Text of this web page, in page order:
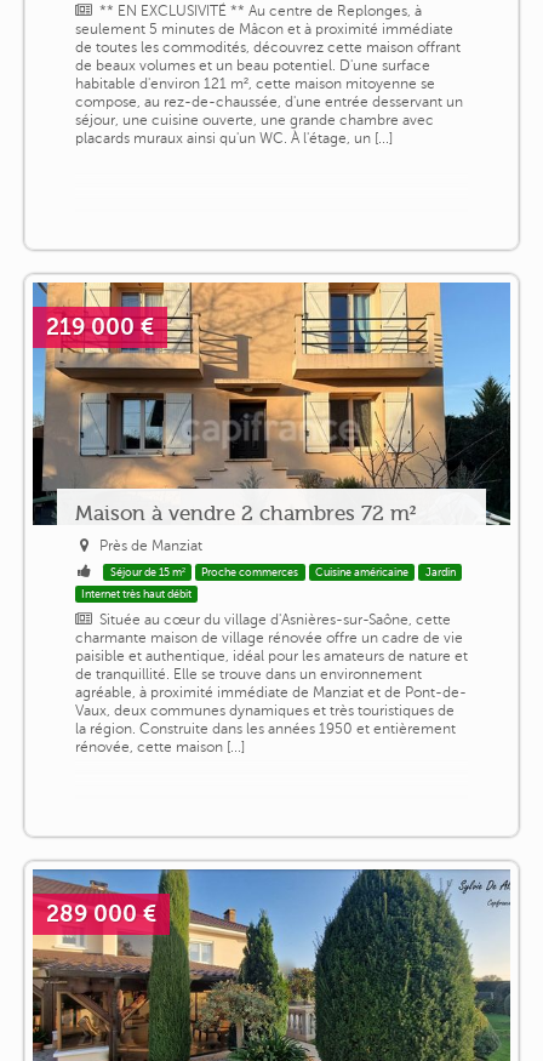
** EN EXCLUSIVITÉ ** Au centre de Replonges, à
seulement 5 minutes de Mâcon et à proximité immédiate
de toutes les commodités, découvrez cette maison offrant
de beaux volumes et un beau potentiel. D'une surface
habitable d'environ 121 m², cette maison mitoyenne se
compose, au rez-de-chaussée, d'une entrée desservant un
séjour, une cuisine ouverte, une grande chambre avec
placards muraux ainsi qu'un WC. À l'étage, un [...]
219 000 €
Maison à vendre 2 chambres 72 m²
Près de Manziat
Séjour de 15 m² Proche commerces Cuisine américaine
Jardin
Internet très haut débit
Située au cœur du village d'Asnières-sur-Saône, cette
charmante maison de village rénovée offre un cadre de vie
paisible et authentique, idéal pour les amateurs de nature et
de tranquillité. Elle se trouve dans un environnement
agréable, à proximité immédiate de Manziat et de Pont-de-
Vaux, deux communes dynamiques et très touristiques de
la région. Construite dans les années 1950 et entièrement
rénovée, cette maison [...]
289 000 €